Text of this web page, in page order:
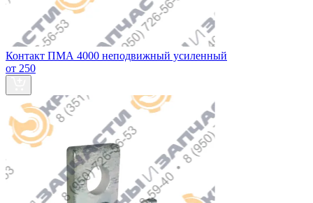
Контакт ПМА 4000 неподвижный усиленный
от 250